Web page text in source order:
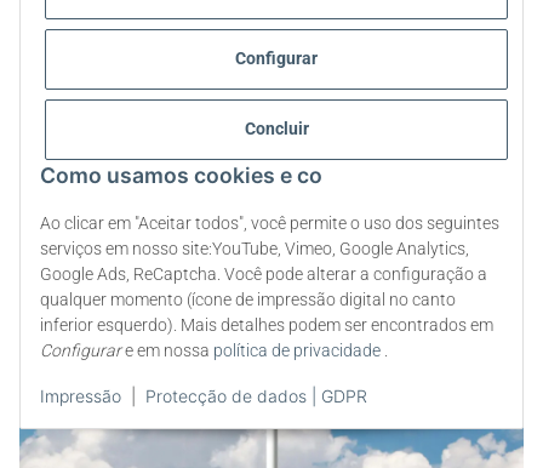
Configurar
Concluir
Como usamos cookies e co
Ao clicar em "Aceitar todos", você permite o uso dos seguintes
serviços em nosso site:YouTube, Vimeo, Google Analytics,
Google Ads, ReCaptcha. Você pode alterar a configuração a
qualquer momento (ícone de impressão digital no canto
inferior esquerdo). Mais detalhes podem ser encontrados em
Configurare em nossa política de privacidade
Impressão Protecção de dados | GDPR